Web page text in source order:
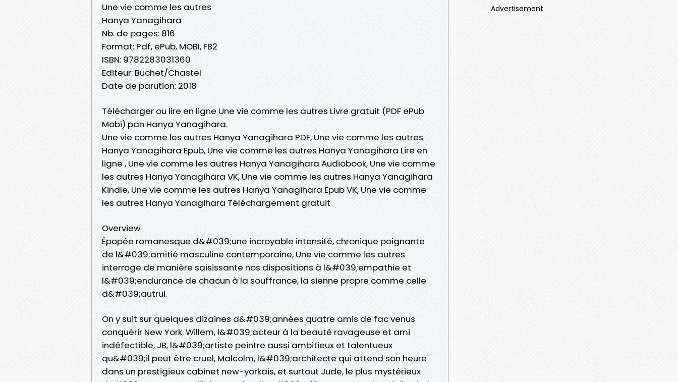
Une vie comme les autres
Hanya Yanagihara
Nb. de pages: 816
Format: Pdf, ePub, MOBI, FB2
ISBN: 9782283031360
Editeur: Buchet/Chastel
Date de parution: 2018
Télécharger ou lire en ligne Une vie comme les autres Livre gratuit (PDF ePub
Mobi) pan Hanya Yanagihara.
Une vie comme les autres Hanya Yanagihara PDF, Une vie comme les autres
Hanya Yanagihara Epub, Une vie comme les autres Hanya Yanagihara Lire en
ligne , Une vie comme les autres Hanya Yanagihara Audiobook, Une vie comme
les autres Hanya Yanagihara VK, Une vie comme les autres Hanya Yanagihara
Kindle, Une vie comme les autres Hanya Yanagihara Epub VK, Une vie comme
les autres Hanya Yanagihara Téléchargement gratuit
Overview
Épopée romanesque d&#039;une incroyable intensité, chronique poignante
de l&#039;amitié masculine contemporaine, Une vie comme les autres
interroge de manière saisissante nos dispositions à l&#039;empathie et
l&#039;endurance de chacun à la souffrance, la sienne propre comme celle
d&#039;autrui.
On y suit sur quelques dizaines d&#039;années quatre amis de fac venus
conquérir New York. Willem, l&#039;acteur à la beauté ravageuse et ami
indéfectible, JB, l&#039;artiste peintre aussi ambitieux et talentueux
qu&#039;il peut être cruel, Malcolm, l&#039;architecte qui attend son heure
dans un prestigieux cabinet new-yorkais, et surtout Jude, le plus mystérieux
Advertisement